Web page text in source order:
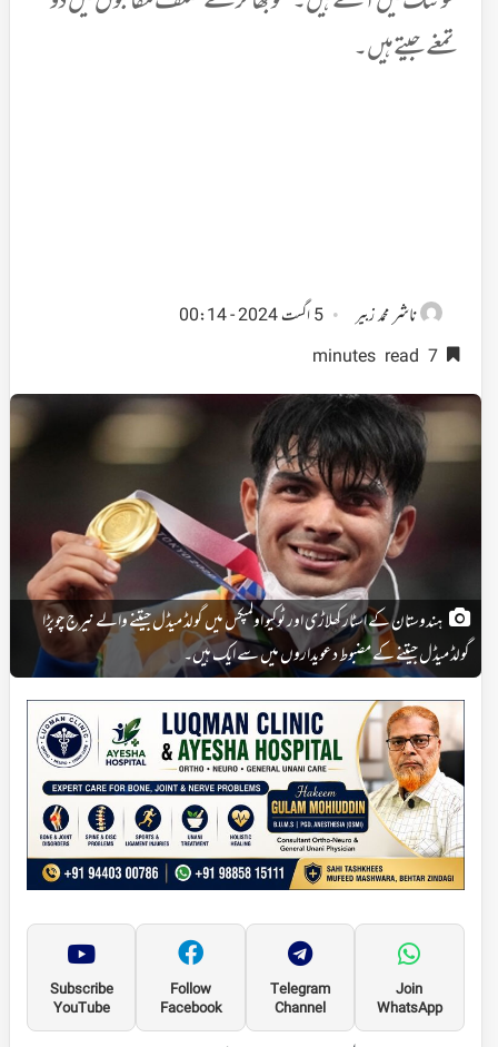
تمغے جیتے ہیں۔
ناشرمحمد زبیر
5 اگست 2024 - 00:14
7 minutes read
ہندوستان کے اسٹار کھلاڑی اور ٹوکیو اولمپکس میں گولڈ میڈل جیتنے والے نیرج چوپڑا
گولڈ میڈل جیتنے کے مضبوط دعویداروں میں سے ایک ہیں۔
Join
WhatsApp
Telegram
Channel
Follow
Facebook
Subscribe
YouTube